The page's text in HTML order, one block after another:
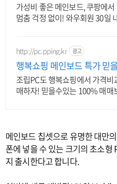
가성비 좋은 메인보드, 쿠팡에
멈춤 걱정 없이! 와우회원 30일
http://pc.pping.kr 광고
행복쇼핑 메인보드 특가 믿
100% 매매보호
조립PC도 행복쇼핑에서 가격비
매하자! 믿을수있는 100% 매매
메인보드 칩셋으로 유명한 대만
폰에 넣을 수 있는 크기의 초소형
지 출시한다고 합니다.